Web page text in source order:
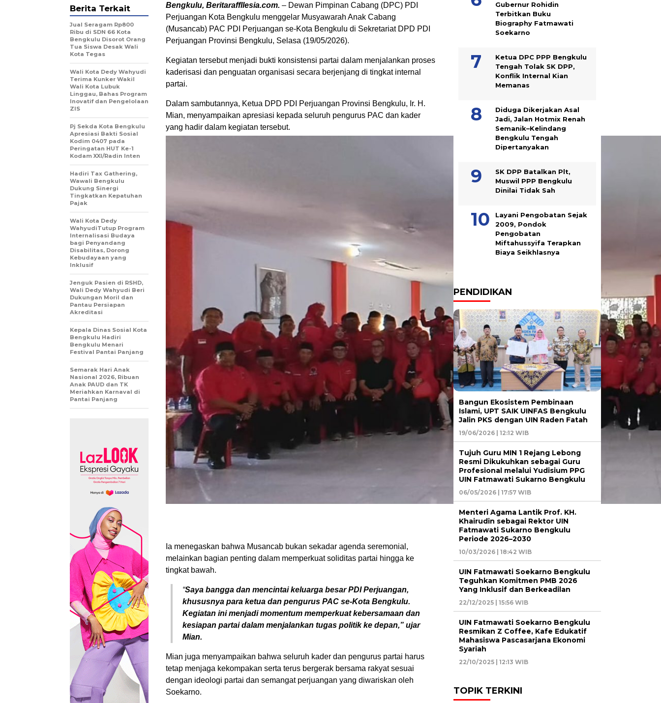
Bengkulu, Beritaraffllesia.com. – Dewan Pimpinan Cabang (DPC) PDI
Perjuangan Kota Bengkulu menggelar Musyawarah Anak Cabang
(Musancab) PAC PDI Perjuangan se-Kota Bengkulu di Sekretariat DPD PDI
Perjuangan Provinsi Bengkulu, Selasa (19/05/2026).
Kegiatan tersebut menjadi bukti konsistensi partai dalam menjalankan proses
kaderisasi dan penguatan organisasi secara berjenjang di tingkat internal
partai.
Dalam sambutannya, Ketua DPD PDI Perjuangan Provinsi Bengkulu, Ir. H.
Mian, menyampaikan apresiasi kepada seluruh pengurus PAC dan kader
yang hadir dalam kegiatan tersebut.
Ia menegaskan bahwa Musancab bukan sekadar agenda seremonial,
melainkan bagian penting dalam memperkuat soliditas partai hingga ke
tingkat bawah.
“Saya bangga dan mencintai keluarga besar PDI Perjuangan,
khususnya para ketua dan pengurus PAC se-Kota Bengkulu.
Kegiatan ini menjadi momentum memperkuat kebersamaan dan
kesiapan partai dalam menjalankan tugas politik ke depan,” ujar
Mian.
Mian juga menyampaikan bahwa seluruh kader dan pengurus partai harus
tetap menjaga kekompakan serta terus bergerak bersama rakyat sesuai
dengan ideologi partai dan semangat perjuangan yang diwariskan oleh
Soekarno.
Berita Terkait
Jual Seragam Rp800
Ribu di SDN 66 Kota
Bengkulu Disorot Orang
Tua Siswa Desak Wali
Kota Tegas
Wali Kota Dedy Wahyudi
Terima Kunker Wakil
Wali Kota Lubuk
Linggau, Bahas Program
Inovatif dan Pengelolaan
ZIS
Pj Sekda Kota Bengkulu
Apresiasi Bakti Sosial
Kodim 0407 pada
Peringatan HUT Ke-1
Kodam XXI/Radin Inten
Hadiri Tax Gathering,
Wawali Bengkulu
Dukung Sinergi
Tingkatkan Kepatuhan
Pajak
Wali Kota Dedy
WahyudiTutup Program
Internalisasi Budaya
bagi Penyandang
Disabilitas, Dorong
Kebudayaan yang
Inklusif
Jenguk Pasien di RSHD,
Wali Dedy Wahyudi Beri
Dukungan Moril dan
Pantau Persiapan
Akreditasi
Kepala Dinas Sosial Kota
Bengkulu Hadiri
Bengkulu Menari
Festival Pantai Panjang
Semarak Hari Anak
Nasional 2026, Ribuan
Anak PAUD dan TK
Meriahkan Karnaval di
Pantai Panjang
Gubernur Rohidin
Terbitkan Buku
Biography Fatmawati
Soekarno
Ketua DPC PPP Bengkulu
Tengah Tolak SK DPP,
Konflik Internal Kian
Memanas
Diduga Dikerjakan Asal
Jadi, Jalan Hotmix Renah
Semanik–Kelindang
Bengkulu Tengah
Dipertanyakan
SK DPP Batalkan Plt,
Muswil PPP Bengkulu
Dinilai Tidak Sah
Layani Pengobatan Sejak
2009, Pondok
Pengobatan
Miftahussyifa Terapkan
Biaya Seikhlasnya
PENDIDIKAN
Bangun Ekosistem Pembinaan
Islami, UPT SAIK UINFAS Bengkulu
Jalin PKS dengan UIN Raden Fatah
19/06/2026 | 12:12 WIB
Tujuh Guru MIN 1 Rejang Lebong
Resmi Dikukuhkan sebagai Guru
Profesional melalui Yudisium PPG
UIN Fatmawati Sukarno Bengkulu
06/05/2026 | 17:57 WIB
Menteri Agama Lantik Prof. KH.
Khairudin sebagai Rektor UIN
Fatmawati Sukarno Bengkulu
Periode 2026–2030
10/03/2026 | 18:42 WIB
UIN Fatmawati Soekarno Bengkulu
Teguhkan Komitmen PMB 2026
Yang Inklusif dan Berkeadilan
22/12/2025 | 15:56 WIB
UIN Fatmawati Soekarno Bengkulu
Resmikan Z Coffee, Kafe Edukatif
Mahasiswa Pascasarjana Ekonomi
Syariah
22/10/2025 | 12:13 WIB
TOPIK TERKINI